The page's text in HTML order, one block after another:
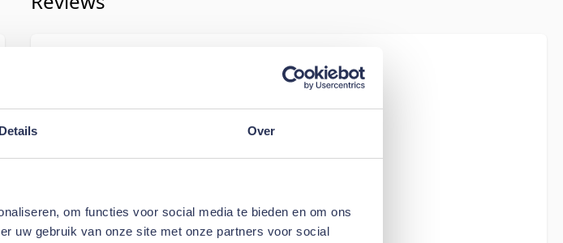
Details Over
om functies voor social media te bieden en om ons
uw gebruik van onze site met onze partners voor social
Neah 140 Sofa Bed with Slim Arms - stof 850